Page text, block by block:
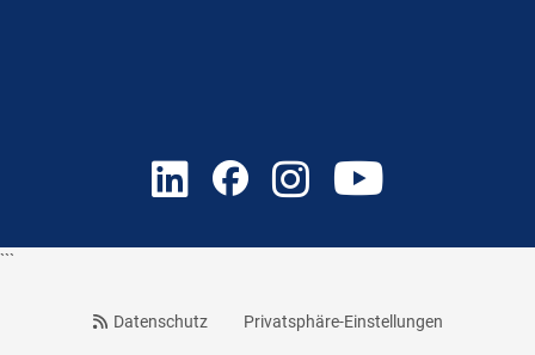
```
Datenschutz Privatsphäre-Einstellungen